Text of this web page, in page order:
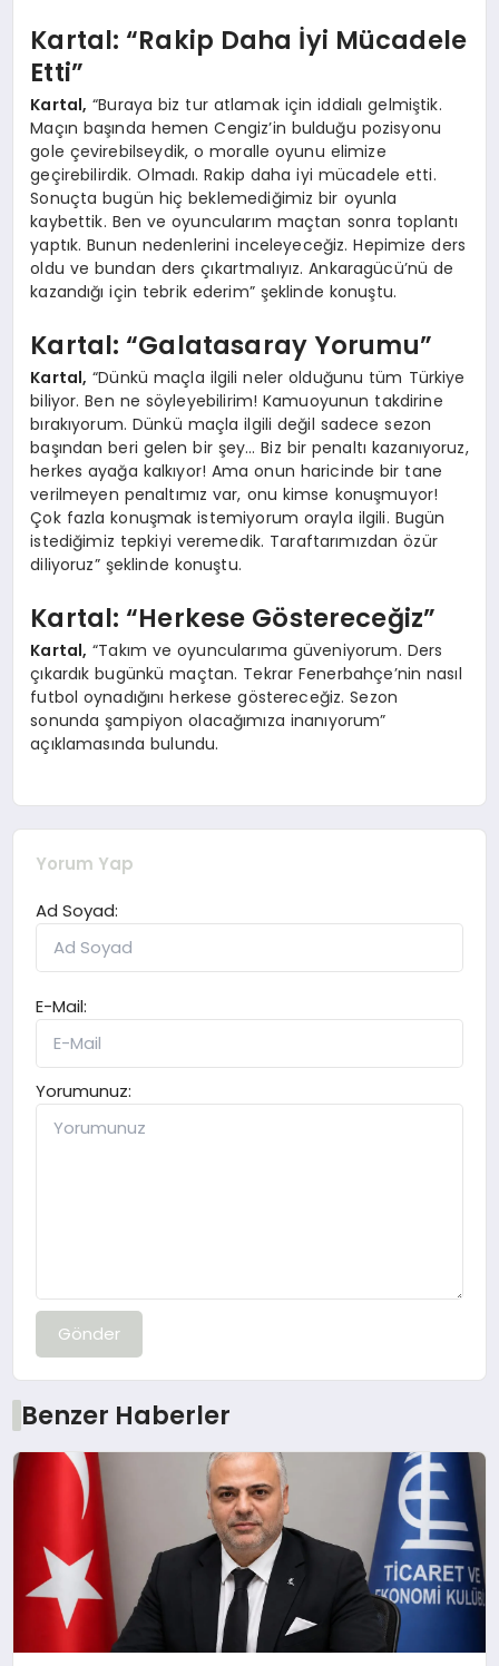
Kartal: “Rakip Daha İyi Mücadele
Etti”
Kartal, “Buraya biz tur atlamak için iddialı gelmiştik.
Maçın başında hemen Cengiz’in bulduğu pozisyonu
gole çevirebilseydik, o moralle oyunu elimize
geçirebilirdik. Olmadı. Rakip daha iyi mücadele etti.
Sonuçta bugün hiç beklemediğimiz bir oyunla
kaybettik. Ben ve oyuncularım maçtan sonra toplantı
yaptık. Bunun nedenlerini inceleyeceğiz. Hepimize ders
oldu ve bundan ders çıkartmalıyız. Ankaragücü’nü de
kazandığı için tebrik ederim” şeklinde konuştu.
Kartal: “Galatasaray Yorumu”
Kartal, “Dünkü maçla ilgili neler olduğunu tüm Türkiye
biliyor. Ben ne söyleyebilirim! Kamuoyunun takdirine
bırakıyorum. Dünkü maçla ilgili değil sadece sezon
başından beri gelen bir şey… Biz bir penaltı kazanıyoruz,
herkes ayağa kalkıyor! Ama onun haricinde bir tane
verilmeyen penaltımız var, onu kimse konuşmuyor!
Çok fazla konuşmak istemiyorum orayla ilgili. Bugün
istediğimiz tepkiyi veremedik. Taraftarımızdan özür
diliyoruz” şeklinde konuştu.
Kartal: “Herkese Göstereceğiz”
Kartal, “Takım ve oyuncularıma güveniyorum. Ders
çıkardık bugünkü maçtan. Tekrar Fenerbahçe’nin nasıl
futbol oynadığını herkese göstereceğiz. Sezon
sonunda şampiyon olacağımıza inanıyorum”
açıklamasında bulundu.
Yorum Yap
Ad Soyad:
E-Mail:
Yorumunuz:
Gönder
Benzer Haberler